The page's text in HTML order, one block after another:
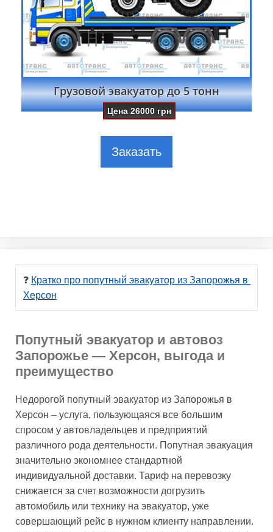
Грузовой эвакуатор до 5 тонн
Цена26000 грн
Заказать
❓ Кратко про попутный эвакуатор из Запорожья в
Херсон
Попутный эвакуатор и автовоз
Запорожье — Херсон, выгода и
преимущество
Недорогой попутный эвакуатор из Запорожья в
Херсон – услуга, пользующаяся все большим
спросом у автовладельцев и предприятий
различного рода деятельности. Попутная эвакуация
значительно экономнее стандартной
индивидуальной доставки. Тариф на перевозку
снижается за счет возможности догрузить
автомобиль или технику на эвакуатор, уже
совершающий рейс в нужном клиенту направлении.